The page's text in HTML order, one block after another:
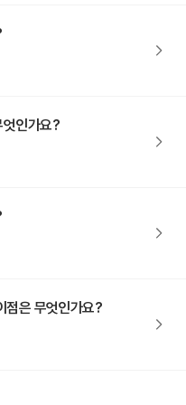
엇인가요?
점은 무엇인가요?